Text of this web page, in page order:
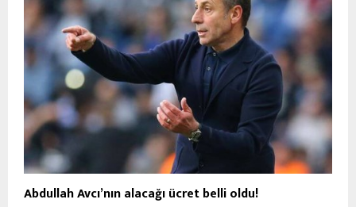
Abdullah Avcı’nın alacağı ücret belli oldu!